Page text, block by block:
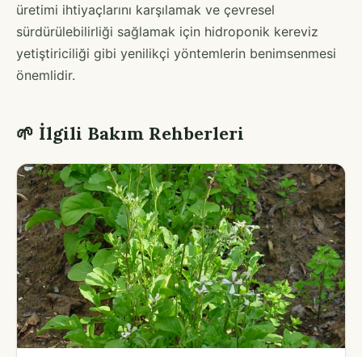
üretimi ihtiyaçlarını karşılamak ve çevresel
sürdürülebilirliği sağlamak için hidroponik kereviz
yetiştiriciliği gibi yenilikçi yöntemlerin benimsenmesi
önemlidir.
🌱 İlgili Bakım Rehberleri